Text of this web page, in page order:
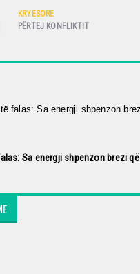
KRYESORE
PËRTEJ KONFLIKTIT
Sa energji shpenzon brezi